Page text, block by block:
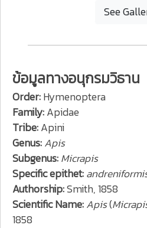
See
ข้อมูลทางอนุกรมวิธาน
Order:Hymenoptera
Family:Apidae
Tribe:Apini
Genus:Apis
Subgenus:Micrapis
Specific epithet:
Authorship:Smith, 1858
Scientific Name:Apis(
1858